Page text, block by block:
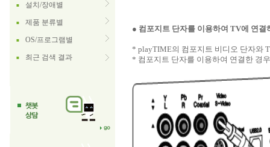
■ 설치/장애별
■ 제품 분류별
■ OS/프로그램별
■ 최근 검색 결과
● 컴포지트 단자를 이용하여 TV에 연결
* playTIME의 컴포지트 비디오 단자와
* 컴포지트 단자를 이용하여 연결한 경